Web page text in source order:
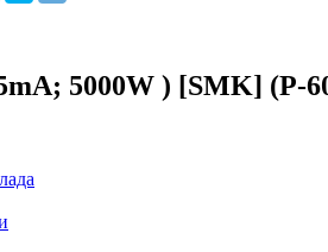
5000W ) [SMK] (P-